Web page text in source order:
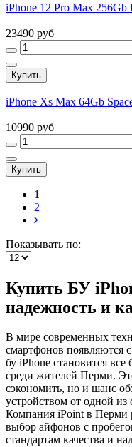
iPhone 12 Pro Max 256Gb
23490 руб
Купить
iPhone Xs Max 64Gb
10990 руб
Купить
1
2
Показывать по:
Купить БУ
надежность и
В мире современных
смартфонов появляются
бу iPhone становится все
среди жителей Перми.
сэкономить, но и шанс
устройством от одной
Компания iPoint в Перми
выбор айфонов с
стандартам качества и